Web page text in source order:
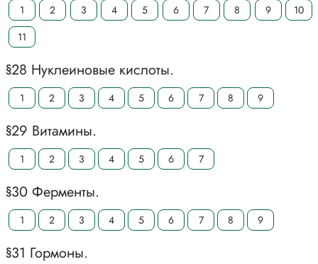
1 2 3 4 5 6 7 8 9
10
11
§28 Нуклеиновые кислоты.
1 2 3 4 5 6 7 8 9
§29 Витамины.
1 2 3 4 5 6 7
§30 Ферменты.
1 2 3 4 5 6 7 8 9
§31 Гормоны.